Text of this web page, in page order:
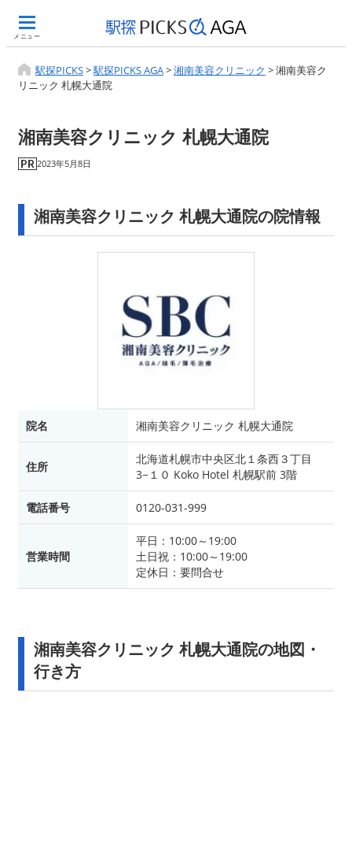
メニュー
駅探PICKS>駅探PICKS AGA>湘南美容クリニック >湘南美容ク
リニック 札幌大通院
湘南美容クリニック 札幌大通院
2023年5月8日
湘南美容クリニック 札幌大通院の院情報
院名 湘南美容クリニック 札幌大通院
住所
北海道札幌市中央区北１条西３丁目
3−１０ Koko Hotel 札幌駅前 3階
電話番号 0120-031-999
営業時間
平日：10:00～19:00
土日祝：10:00～19:00
定休日：要問合せ
湘南美容クリニック 札幌大通院の地図・
行き方